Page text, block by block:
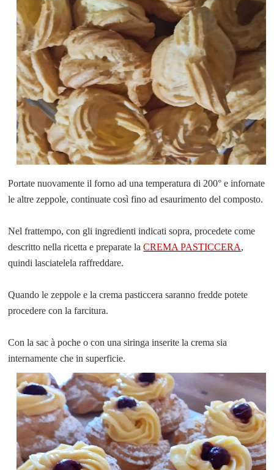
Portate nuovamente il forno ad una temperatura di 200° e infornate
le altre zeppole, continuate così fino ad esaurimento del composto.
Nel frattempo, con gli ingredienti indicati sopra, procedete come
descritto nella ricetta e preparate laCREMA PASTICCERA,
quindi lasciatelela raffreddare.
Quando le zeppole e la crema pasticcera saranno fredde potete
procedere con la farcitura.
Con la sac à poche o con una siringa inserite la crema sia
internamente che in superficie.